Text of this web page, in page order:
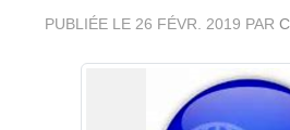
PUBLIÉE LE 26 FÉVR. 2019 PAR